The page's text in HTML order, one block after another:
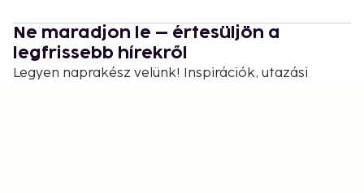
Ne maradjon le – értesüljön a
legfrissebb hírekről
Legyen naprakész velünk! Inspirációk, utazási